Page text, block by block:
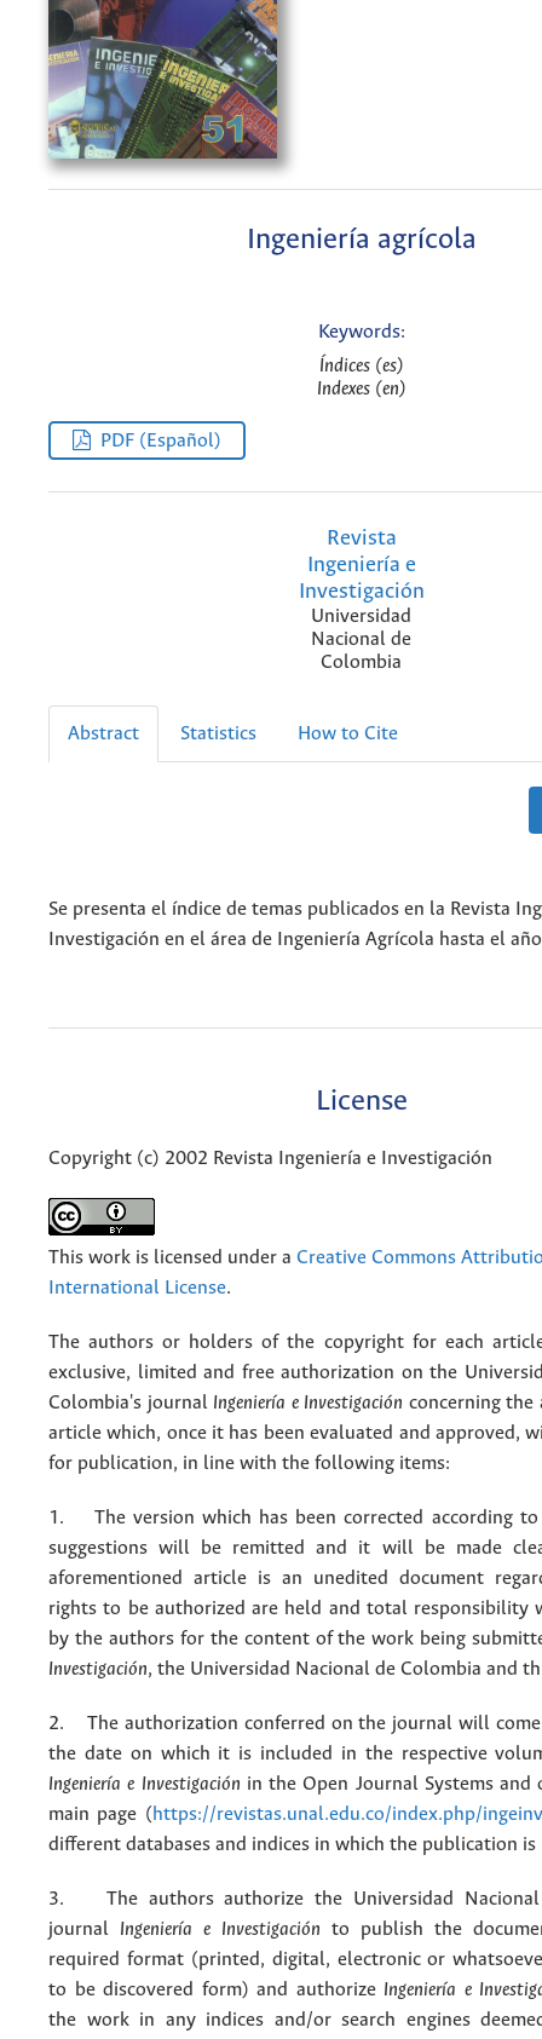
Ingeniería agrícola
Keywords:
Índices (es)
Indexes (en)
PDF (Español)
Revista
Ingeniería e
Investigación
Universidad
Nacional de
Colombia
Abstract Statistics How to Cite
Se presenta el índice de temas publicados en la Revista
Investigación en el área de Ingeniería Agrícola hasta el
License
Copyright (c) 2002 Revista Ingeniería e Investigación
This work is licensed under a Creative Commons
International License.
The authors or holders of the copyright for each
exclusive, limited and free authorization on the
Colombia's journal Ingeniería e Investigación concerning the
article which, once it has been evaluated and approved,
for publication, in line with the following items:
1. The version which has been corrected according
suggestions will be remitted and it will be made
aforementioned article is an unedited document
rights to be authorized are held and total responsibility
by the authors for the content of the work being
Investigación, the Universidad Nacional de Colombia and
2. The authorization conferred on the journal will
the date on which it is included in the respective
Ingeniería e Investigación in the Open Journal Systems and
main page (https://revistas.unal.edu.co/index.php/ingeinv
different databases and indices in which the publication is
3. The authors authorize the Universidad Nacional
journal Ingeniería e Investigación to publish the
required format (printed, digital, electronic or
to be discovered form) and authorize Ingeniería e
the work in any indices and/or search engines